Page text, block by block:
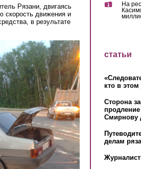
Рязани, двигаясь
скорость движения и
в результате
На
статьи
кто в этом
Сторона
продление
Смирнову
делам